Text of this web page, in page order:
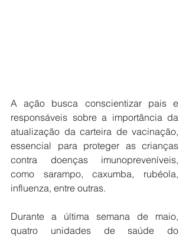
A ação busca conscientizar pais e
responsáveis sobre a importância da
atualização da carteira de vacinação,
essencial para proteger as crianças
contra doenças imunopreveníveis,
como sarampo, caxumba, rubéola,
influenza, entre outras.
Durante a última semana de maio,
quatro unidades de saúde do